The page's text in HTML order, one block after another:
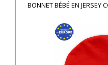
BONNET BÉBÉ EN JERSEY